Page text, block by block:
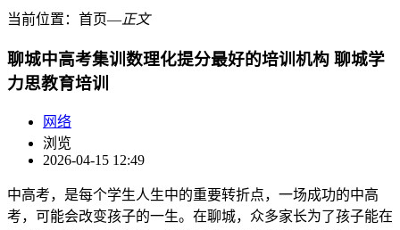
当前位置： 首页―正文
聊城中高考集训数理化提分最好的培训机构 聊城学
力思教育培训
网络
浏览
2026-04-15 12:49
中高考，是每个学生人生中的重要转折点，一场成功的中高
考，可能会改变孩子的一生。在聊城，众多家长为了孩子能在